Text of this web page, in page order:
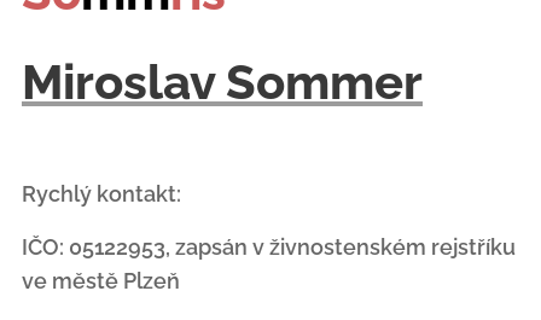
Miroslav Sommer
Rychlý kontakt:
IČO: 05122953, zapsán v živnostenském rejstříku
ve městě Plzeň